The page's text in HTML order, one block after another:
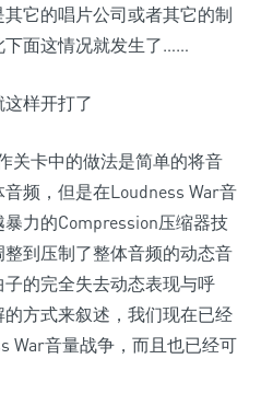
它的唱片公司或者其它的制
下面这情况就发生了……
样开打了
关卡中的做法是简单的将音
频，但是在Loudness War音
力的Compression压缩器技
到压制了整体音频的动态音
的完全失去动态表现与呼
方式来叙述，我们现在已经
War音量战争，而且也已经可